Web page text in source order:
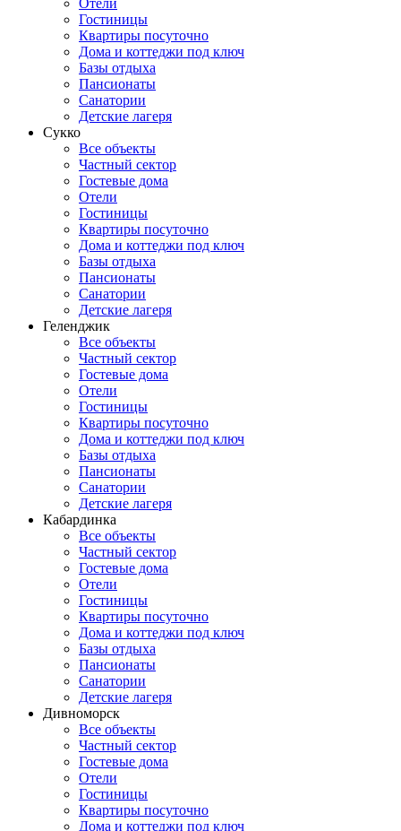
Отели
Гостиницы
Квартиры посуточно
Дома и коттеджи под ключ
Базы отдыха
Пансионаты
Санатории
Детские лагеря
Сукко
Все объекты
Частный сектор
Гостевые дома
Отели
Гостиницы
Квартиры посуточно
Дома и коттеджи под ключ
Базы отдыха
Пансионаты
Санатории
Детские лагеря
Геленджик
Все объекты
Частный сектор
Гостевые дома
Отели
Гостиницы
Квартиры посуточно
Дома и коттеджи под ключ
Базы отдыха
Пансионаты
Санатории
Детские лагеря
Кабардинка
Все объекты
Частный сектор
Гостевые дома
Отели
Гостиницы
Квартиры посуточно
Дома и коттеджи под ключ
Базы отдыха
Пансионаты
Санатории
Детские лагеря
Дивноморск
Все объекты
Частный сектор
Гостевые дома
Отели
Гостиницы
Квартиры посуточно
Дома и коттеджи под ключ